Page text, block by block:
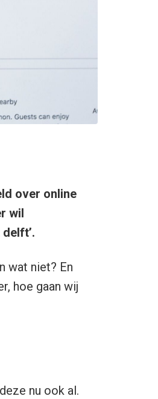
over online
wil
wat niet? En
hoe gaan wij
nu ook al.